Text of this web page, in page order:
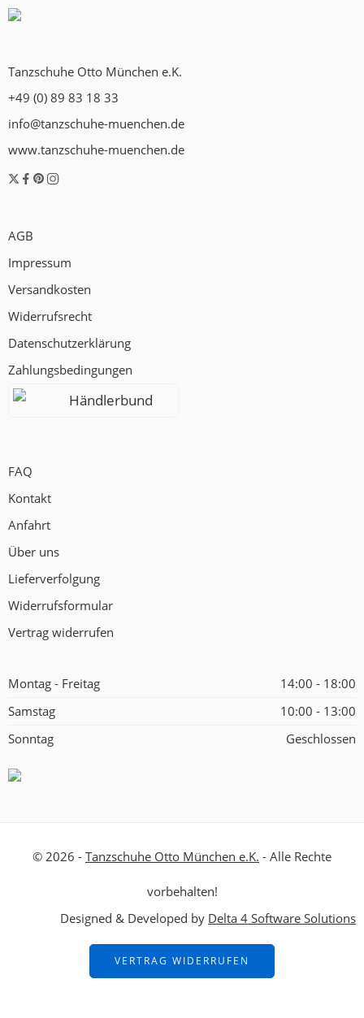
Tanzschuhe Otto München e.K.
+49 (0) 89 83 18 33
info@tanzschuhe-muenchen.de
www.tanzschuhe-muenchen.de
AGB
Impressum
Versandkosten
Widerrufsrecht
Datenschutzerklärung
Zahlungsbedingungen
Händlerbund
FAQ
Kontakt
Anfahrt
Über uns
Lieferverfolgung
Widerrufsformular
Vertrag widerrufen
Montag - Freitag
14:00 - 18:00
Samstag
10:00 - 13:00
Sonntag
Geschlossen
© 2026 - Tanzschuhe Otto München e.K. - Alle Rechte
vorbehalten!
Designed & Developed by Delta 4 Software Solutions
VERTRAG WIDERRUFEN